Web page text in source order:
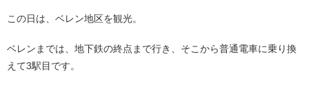
この日は、ベレン地区を観光。
ベレンまでは、地下鉄の終点まで行き、そこから普通電車に乗り換
えて3駅目です。